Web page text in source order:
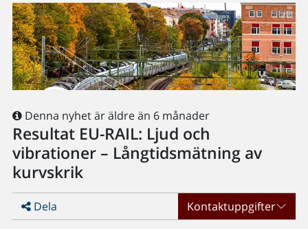
Denna nyhet är äldre än 6 månader
Resultat EU-RAIL: Ljud och
vibrationer – Långtidsmätning av
kurvskrik
Dela Kontaktuppgifter